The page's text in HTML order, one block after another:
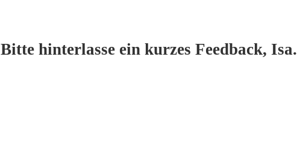
Bitte hinterlasse ein kurzes Feedback, Isa.